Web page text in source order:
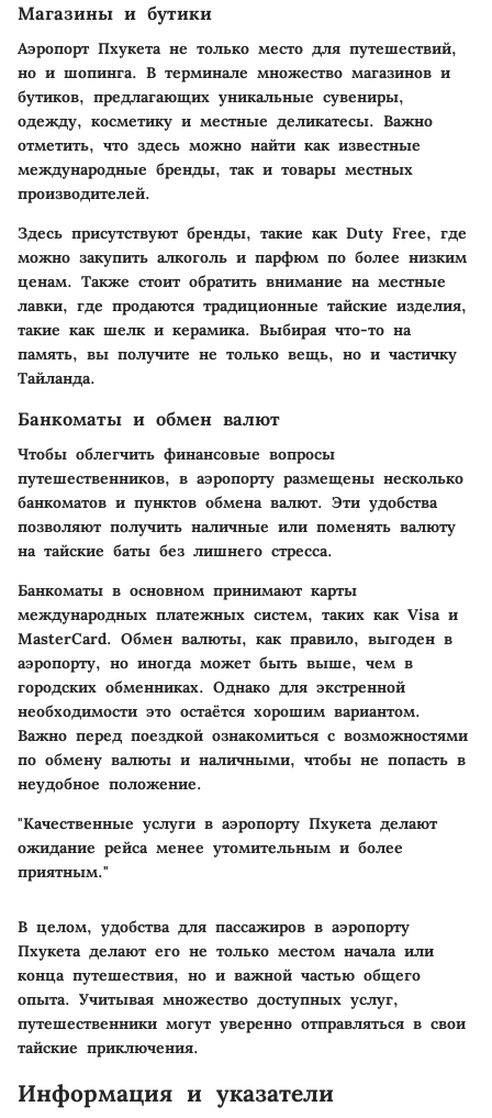
Магазины и бутики
Аэропорт Пхукета не только место для путешествий,
но и шопинга. В терминале множество магазинов и
бутиков, предлагающих уникальные сувениры,
одежду, косметику и местные деликатесы. Важно
отметить, что здесь можно найти как известные
международные бренды, так и товары местных
производителей.
Здесь присутствуют бренды, такие как Duty Free, где
можно закупить алкоголь и парфюм по более низким
ценам. Также стоит обратить внимание на местные
лавки, где продаются традиционные тайские изделия,
такие как шелк и керамика. Выбирая что-то на
память, вы получите не только вещь, но и частичку
Тайланда.
Банкоматы и обмен валют
Чтобы облегчить финансовые вопросы
путешественников, в аэропорту размещены несколько
банкоматов и пунктов обмена валют. Эти удобства
позволяют получить наличные или поменять валюту
на тайские баты без лишнего стресса.
Банкоматы в основном принимают карты
международных платежных систем, таких как Visa и
MasterCard. Обмен валюты, как правило, выгоден в
аэропорту, но иногда может быть выше, чем в
городских обменниках. Однако для экстренной
необходимости это остаётся хорошим вариантом.
Важно перед поездкой ознакомиться с возможностями
по обмену валюты и наличными, чтобы не попасть в
неудобное положение.
"Качественные услуги в аэропорту Пхукета делают
ожидание рейса менее утомительным и более
приятным."
В целом, удобства для пассажиров в аэропорту
Пхукета делают его не только местом начала или
конца путешествия, но и важной частью общего
опыта. Учитывая множество доступных услуг,
путешественники могут уверенно отправляться в свои
тайские приключения.
Информация и указатели